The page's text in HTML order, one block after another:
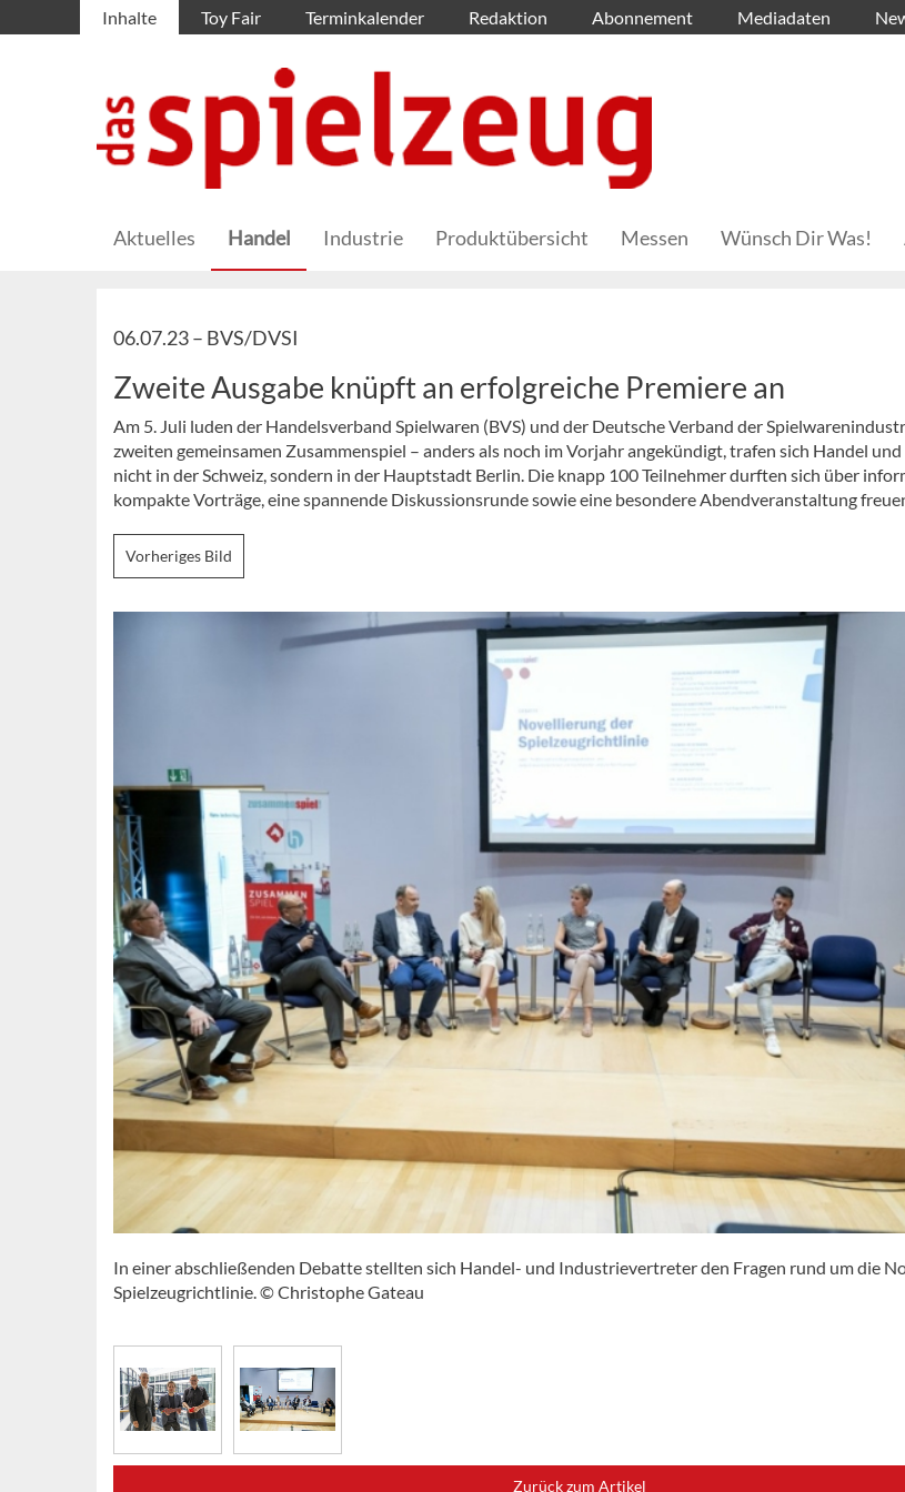
Inhalte Toy Fair Terminkalender Redaktion Abonnement Mediadaten
Aktuelles Handel Industrie Produktübersicht Messen Wünsch Dir Was!
06.07.23 – BVS/DVSI
Zweite Ausgabe knüpft an erfolgreiche Premiere an
Am 5. Juli luden der Handelsverband Spielwaren (BVS) und der Deutsche Verband der
zweiten gemeinsamen Zusammenspiel – anders als noch im Vorjahr angekündigt, trafen sich Handel
nicht in der Schweiz, sondern in der Hauptstadt Berlin. Die knapp 100 Teilnehmer durften sich über
kompakte Vorträge, eine spannende Diskussionsrunde sowie eine besondere Abendveranstaltung
Vorheriges Bild
In einer abschließenden Debatte stellten sich Handel- und Industrievertreter den Fragen rund um die
Spielzeugrichtlinie. © Christophe Gateau
Zurück zum Artikel